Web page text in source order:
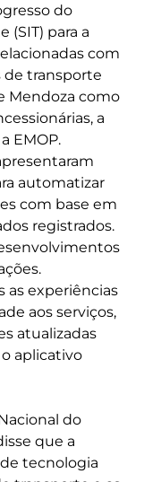
do
(SIT) para a
com
de transporte
Mendoza como
a
EMOP.
automatizar
com base em
registrados.
as experiências
aos serviços,
atualizadas
aplicativo
do
que a
tecnologia